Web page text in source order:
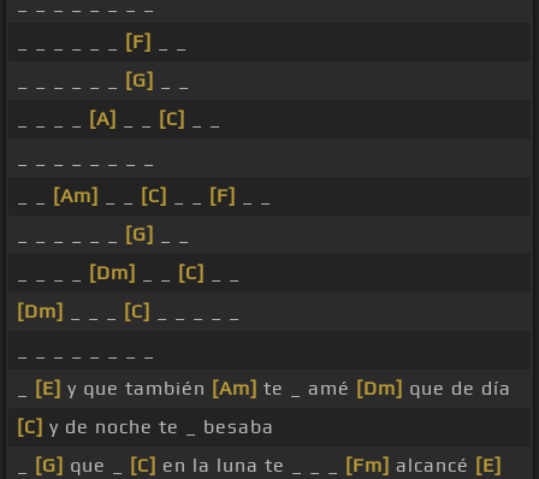
[F]
[G]
[A] [C]
[Am] [C] [F]
[G]
[Dm] [C]
[Dm]
[C]
[E] y que también [Am] te _ amé [Dm] que de día
[C] y de noche te _ besaba
[G] que _ [C] en la luna te _ _ _ [Fm] alcancé [E]